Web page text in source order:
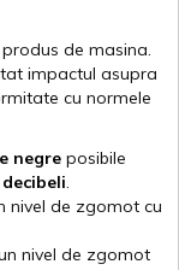
de masina.
impactul asupra
cu normele
negre posibile
decibeli.
nivel de zgomot cu
nivel de zgomot